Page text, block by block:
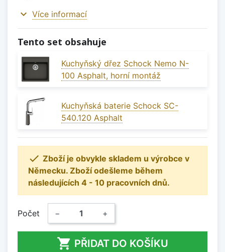
expand_more Více informací
Tento set obsahuje
Kuchyňský dřez Schock Nemo N-
100 Asphalt, horní montáž
Kuchyňská baterie Schock SC-
540.120 Asphalt
 Zboží je obvykle skladem u výrobce v
Německu. Zboží odešleme během
následujících 4 - 10 pracovních dnů.
Počet − +
 PŘIDAT DO KOŠÍKU